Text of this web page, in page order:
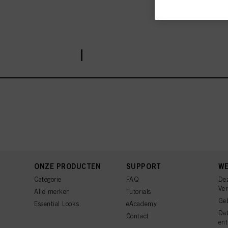
BESTEL R-TWO
ONZE PRODUCTEN
Categorie
Alle merken
Essential Looks
SUPPORT
FAQ
Tutorials
eAcademy
Contact
ent